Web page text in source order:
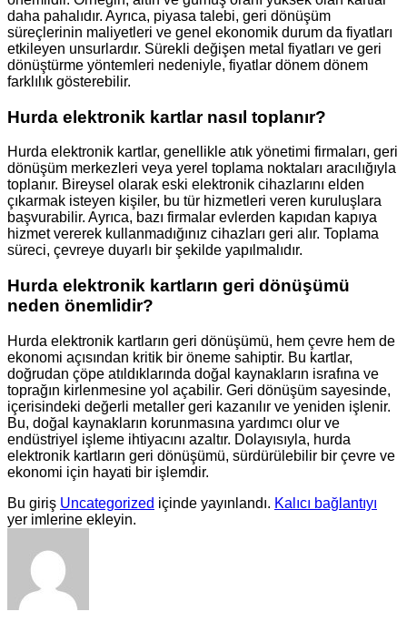
daha pahalıdır. Ayrıca, piyasa talebi, geri dönüşüm
süreçlerinin maliyetleri ve genel ekonomik durum da fiyatları
etkileyen unsurlardır. Sürekli değişen metal fiyatları ve geri
dönüştürme yöntemleri nedeniyle, fiyatlar dönem dönem
farklılık gösterebilir.
Hurda elektronik kartlar nasıl toplanır?
Hurda elektronik kartlar, genellikle atık yönetimi firmaları, geri
dönüşüm merkezleri veya yerel toplama noktaları aracılığıyla
toplanır. Bireysel olarak eski elektronik cihazlarını elden
çıkarmak isteyen kişiler, bu tür hizmetleri veren kuruluşlara
başvurabilir. Ayrıca, bazı firmalar evlerden kapıdan kapıya
hizmet vererek kullanmadığınız cihazları geri alır. Toplama
süreci, çevreye duyarlı bir şekilde yapılmalıdır.
Hurda elektronik kartların geri dönüşümü
neden önemlidir?
Hurda elektronik kartların geri dönüşümü, hem çevre hem de
ekonomi açısından kritik bir öneme sahiptir. Bu kartlar,
doğrudan çöpe atıldıklarında doğal kaynakların israfına ve
toprağın kirlenmesine yol açabilir. Geri dönüşüm sayesinde,
içerisindeki değerli metaller geri kazanılır ve yeniden işlenir.
Bu, doğal kaynakların korunmasına yardımcı olur ve
endüstriyel işleme ihtiyacını azaltır. Dolayısıyla, hurda
elektronik kartların geri dönüşümü, sürdürülebilir bir çevre ve
ekonomi için hayati bir işlemdir.
Bu giriş Uncategorized içinde yayınlandı. Kalıcı bağlantıyı
yer imlerine ekleyin.